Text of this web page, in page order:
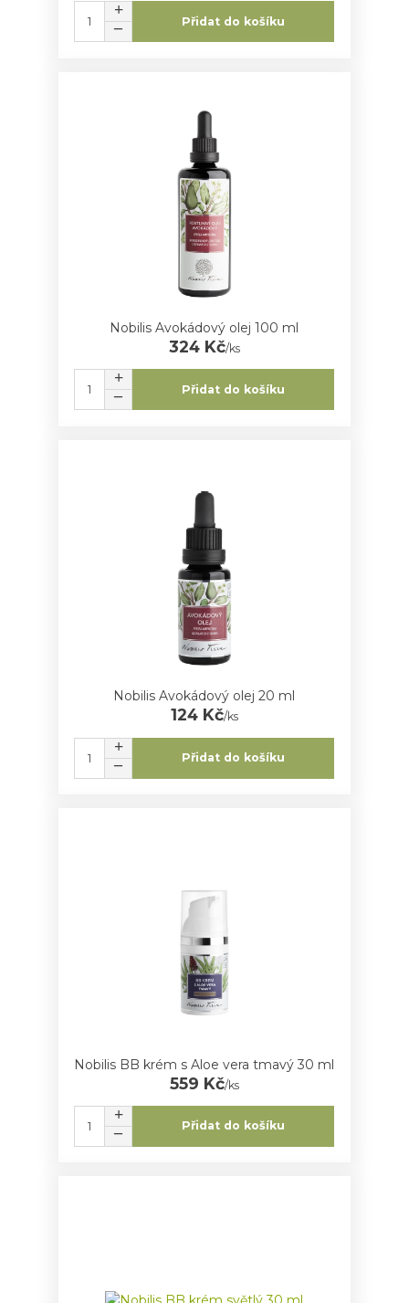
Přidat do košíku
Nobilis Avokádový olej 100 ml
324 Kč/ks
Přidat do košíku
Nobilis Avokádový olej 20 ml
124 Kč/ks
Přidat do košíku
Nobilis BB krém s Aloe vera tmavý 30 ml
559 Kč/ks
Přidat do košíku